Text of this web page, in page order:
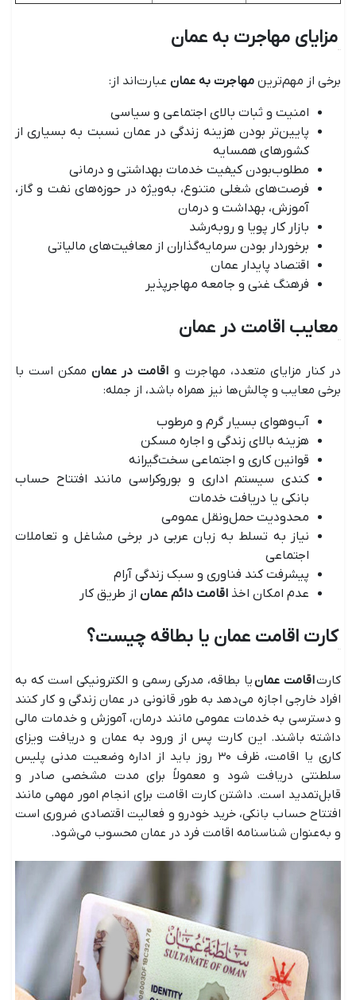
مزایای مهاجرت به عمان
برخی از مهم‌ترین مهاجرت به عمان عبارت‌اند از:
امنیت و ثبات بالای اجتماعی و سیاسی
پایین‌تر بودن هزینه زندگی در عمان نسبت به بسیاری از
کشورهای همسایه
مطلوب‌بودن کیفیت خدمات بهداشتی و درمانی
فرصت‌های شغلی متنوع، به‌ویژه در حوزه‌های نفت و گاز،
آموزش، بهداشت و درمان
بازار کار پویا و روبه‌رشد
برخوردار بودن سرمایه‌گذاران از معافیت‌های مالیاتی
اقتصاد پایدار عمان
فرهنگ غنی و جامعه مهاجرپذیر
معایب اقامت در عمان
در کنار مزایای متعدد، مهاجرت و اقامت در عمانممکن است با
برخی معایب و چالش‌ها نیز همراه باشد، از جمله:
آب‌وهوای بسیار گرم و مرطوب
هزینه بالای زندگی و اجاره مسکن
قوانین کاری و اجتماعی سخت‌گیرانه
کندی سیستم اداری و بوروکراسی مانند افتتاح حساب
بانکی یا دریافت خدمات
محدودیت حمل‌ونقل عمومی
نیاز به تسلط به زبان عربی در برخی مشاغل و تعاملات
اجتماعی
پیشرفت کند فناوری و سبک زندگی آرام
عدم امکان اخذ اقامت دائم عمان از طریق کار
کارت اقامت عمان یا بطاقه چیست؟
کارتاقامت عمانیا بطاقه، مدرکی رسمی و الکترونیکی است که به
افراد خارجی اجازه می‌دهد به طور قانونی در عمان زندگی و کار کنند
و دسترسی به خدمات عمومی مانند درمان، آموزش و خدمات مالی
داشته باشند. این کارت پس از ورود به عمان و دریافت ویزای
کاری یا اقامت، ظرف ۳۰ روز باید از اداره وضعیت مدنی پلیس
سلطنتی دریافت شود و معمولاً برای مدت مشخصی صادر و
قابل‌تمدید است. داشتن کارت اقامت برای انجام امور مهمی مانند
افتتاح حساب بانکی، خرید خودرو و فعالیت اقتصادی ضروری است
و به‌عنوان شناسنامه اقامت فرد در عمان محسوب می‌شود.